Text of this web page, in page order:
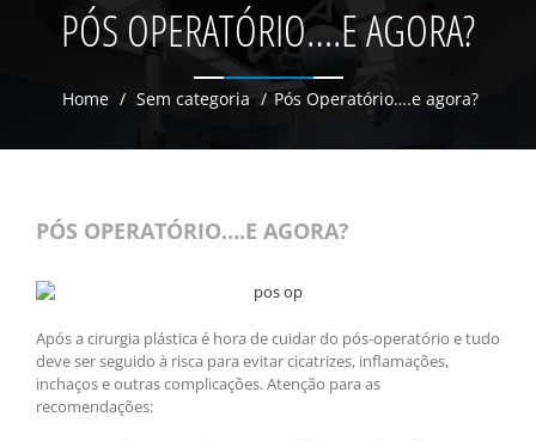
PÓS OPERATÓRIO….E AGORA?
Home / Sem categoria / Pós Operatório….e agora?
PÓS OPERATÓRIO….E AGORA?
Após a cirurgia plástica é hora de cuidar do pós-operatório e tudo
deve ser seguido à risca para evitar cicatrizes, inflamações,
inchaços e outras complicações. Atenção para as
recomendações: